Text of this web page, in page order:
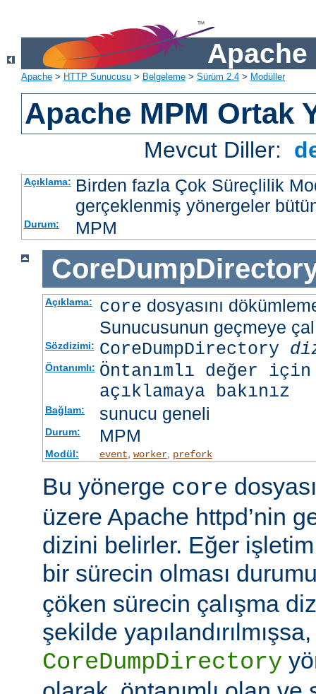
Apache
Apache > HTTP Sunucusu > Belgeleme > Sürüm 2.4 > Modüller
Apache MPM Ortak
Mevcut Diller:
Açıklama: Birden fazla Çok Süreçlilik
gerçeklenmiş yönergeler
Durum: MPM
Açıklama: core dosyasını
Sunucusunun geçmeye
Sözdizimi: CoreDumpDirectory
Öntanımlı: Öntanımlı değer
açıklamaya bakınız
Bağlam: sunucu geneli
Durum: MPM
Modül: event worker, prefork
Bu yönerge core
üzere Apache httpd’nin
dizini belirler. Eğer
bir sürecin olması
çöken sürecin çalışma
şekilde yapılandırılmışsa,
CoreDumpDirectory